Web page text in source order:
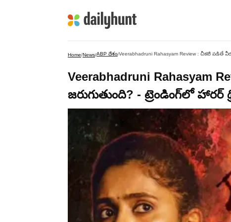
Home/News/ABP దేశం/Veerabhadruni Rahasyam Review : చీకటి పడితే
Veerabhadruni Rahasyam
జరుగుతుంది? - ట్రెండింగ్‌లో హారర్